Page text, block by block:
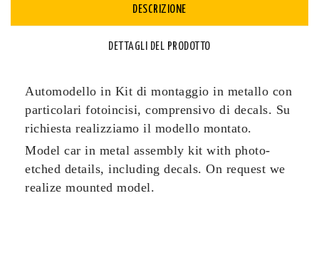
DESCRIZIONE
DETTAGLI DEL PRODOTTO
Automodello in Kit di montaggio in metallo con
particolari fotoincisi, comprensivo di decals. Su
richiesta realizziamo il modello montato.
Model car in metal assembly kit with photo-
etched details, including decals. On request we
realize mounted model.